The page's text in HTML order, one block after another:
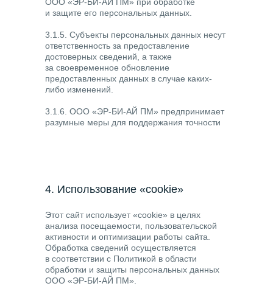
и защите его персональных данных.
3.1.5. Субъекты персональных данных несут
ответственность за предоставление
достоверных сведений, а также
за своевременное обновление
предоставленных данных в случае каких-
либо изменений.
3.1.6. ООО «ЭР-БИ-АЙ ПМ» предпринимает
разумные меры для поддержания точности
их обработки.
4. Использование «cookie»
Этот сайт использует «cookie» в целях
анализа посещаемости, пользовательской
активности и оптимизации работы сайта.
Обработка сведений осуществляется
в соответствии с Политикой в области
обработки и защиты персональных данных
ООО «ЭР-БИ-АЙ ПМ».